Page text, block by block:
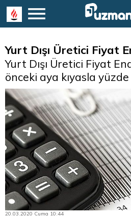
Yurt Dışı Üretici Fiyat
Yurt Dışı Üretici Fiyat
önceki aya kıyasla
20.03.2020 Cuma 10:44